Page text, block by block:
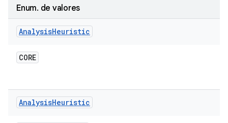
Enum. de valores
AnalysisHeuristic
CORE
AnalysisHeuristic